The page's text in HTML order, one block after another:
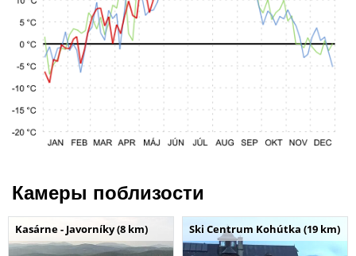
Камеры поблизости
Kasárne - Javorníky (8 km) Ski Centrum Kohútka (19 km)